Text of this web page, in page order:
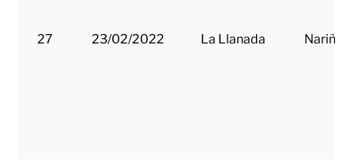
27 23/02/2022 La Llanada Nariño